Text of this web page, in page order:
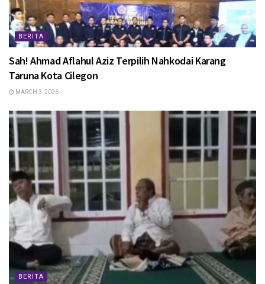
BERITA
Sah! Ahmad Aflahul Aziz Terpilih Nahkodai Karang
Taruna Kota Cilegon
MARCH 3, 2026
BERITA